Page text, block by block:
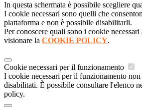
In questa schermata è possibile scegliere
I cookie necessari sono quelli che
piattaforma e non è possibile disabilitarli.
Per conoscere quali sono i cookie
visionare la COOKIE POLICY.
Cookie necessari per il funzionamento
I cookie necessari per il funzionamento non
disabilitati. È possibile consultare l'elenco
policy.